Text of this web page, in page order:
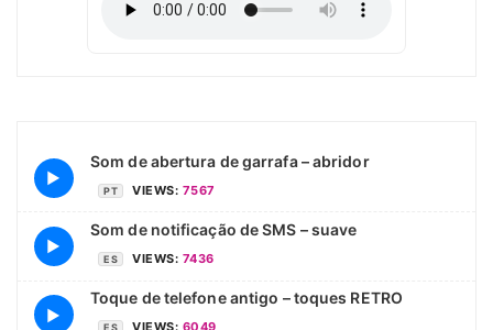
▶
Som de abertura de garrafa – abridor
PT VIEWS: 7567
▶
Som de notificação de SMS – suave
ES VIEWS: 7436
▶
Toque de telefone antigo – toques RETRO
ES